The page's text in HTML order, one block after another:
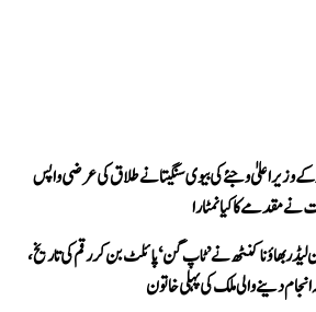
وزیر اعلیٰ وجئے کی بیوی سنگیتا نے طلاق کی عرضی واپس
نے مقدمے کا کیا نمٹارا
لیڈر بھاؤنا کنٹھ نے ’ٹاپ گن‘ پائلٹ بن کر رقم کی تاریخ،
انجام دینے والی ملک کی پہلی خاتون